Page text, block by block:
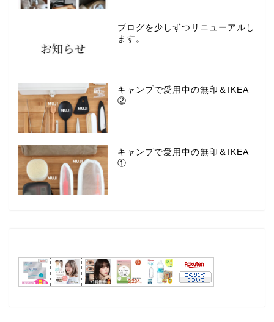
ブログを少しずつリニューアルし
ます。
キャンプで愛用中の無印＆IKEA
②
キャンプで愛用中の無印＆IKEA
①